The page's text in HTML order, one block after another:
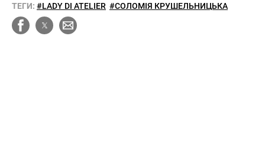
ТЕГИ: #LADY DI ATELIER #СОЛОМІЯ КРУШЕЛЬНИЦЬКА